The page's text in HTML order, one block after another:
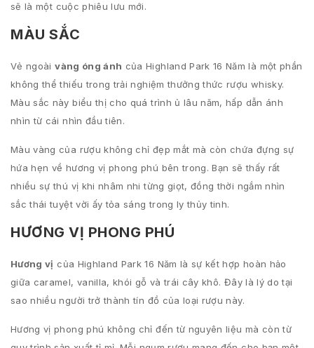
sẽ là một cuộc phiêu lưu mới.
MÀU SẮC
Vẻ ngoàivàng óng ánh của Highland Park 16 Năm là một phần
không thể thiếu trong trải nghiệm thưởng thức rượu whisky.
Màu sắc này biểu thị cho quá trình ủ lâu năm, hấp dẫn ánh
nhìn từ cái nhìn đầu tiên.
Màu vàng của rượu không chỉ đẹp mắt mà còn chứa đựng sự
hứa hẹn về hương vị phong phú bên trong. Bạn sẽ thấy rất
nhiều sự thú vị khi nhâm nhi từng giọt, đồng thời ngắm nhìn
sắc thái tuyệt vời ấy tỏa sáng trong ly thủy tinh.
HƯƠNG VỊ PHONG PHÚ
Hương vị của Highland Park 16 Năm là sự kết hợp hoàn hảo
giữa caramel, vanilla, khói gỗ và trái cây khô. Đây là lý do tại
sao nhiều người trở thành tín đồ của loại rượu này.
Hương vị phong phú không chỉ đến từ nguyên liệu mà còn từ